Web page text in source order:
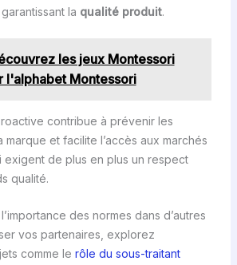
la qualité produit.
les jeux Montessori
l'alphabet Montessori
contribue à prévenir les
marque et facilite l’accès aux marchés
exigent de plus en plus un respect
qualité.
des normes dans d’autres
vos partenaires, explorez
comme le rôle du sous-traitant